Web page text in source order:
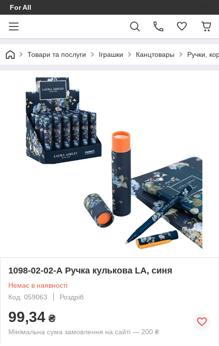
For All
Товари та послуги Іграшки Канцтовары Ручки,
1098-02-02-А Ручка кулькова LA, синя
Немає в наявності
Код: 059063
Роздріб
99,34 ₴
Мінімальна сума замовлення на сайті — 200 ₴